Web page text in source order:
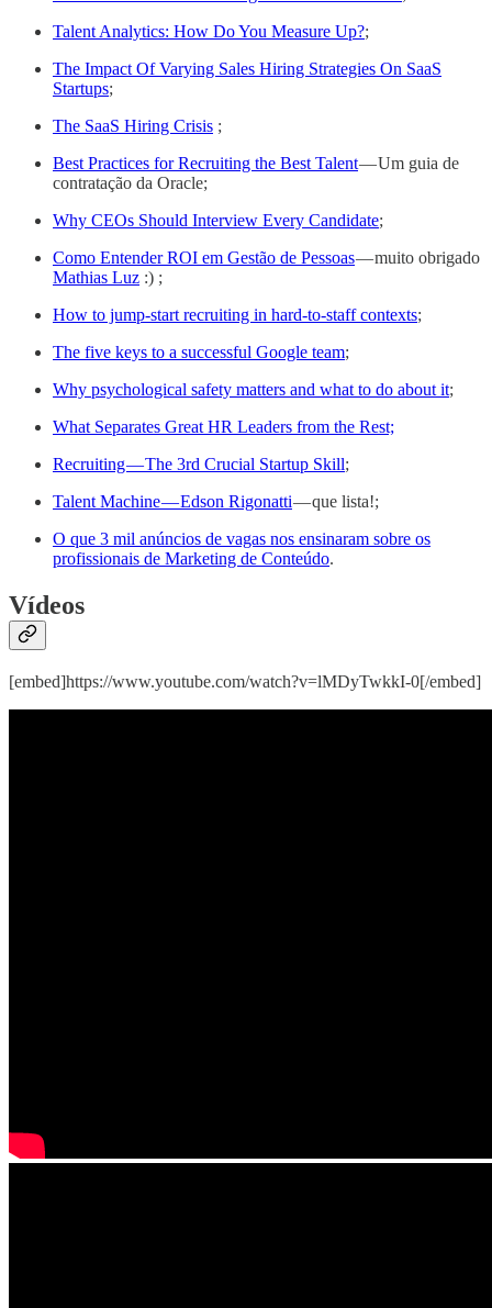
Talent Analytics: How Do You Measure Up?;
The Impact Of Varying Sales Hiring Strategies On SaaS
Startups;
The SaaS Hiring Crisis ;
Best Practices for Recruiting the Best Talent— Um guia de
contratação da Oracle;
Why CEOs Should Interview Every Candidate;
Como Entender ROI em Gestão de Pessoas— muito obrigado
Mathias Luz :) ;
How to jump-start recruiting in hard-to-staff contexts;
The five keys to a successful Google team;
Why psychological safety matters and what to do about it;
What Separates Great HR Leaders from the Rest;
Recruiting — The 3rd Crucial Startup Skill;
Talent Machine — Edson Rigonatti— que lista!;
O que 3 mil anúncios de vagas nos ensinaram sobre os
profissionais de Marketing de Conteúdo.
Vídeos
[embed]https://www.youtube.com/watch?v=lMDyTwkkI-0[/embed]